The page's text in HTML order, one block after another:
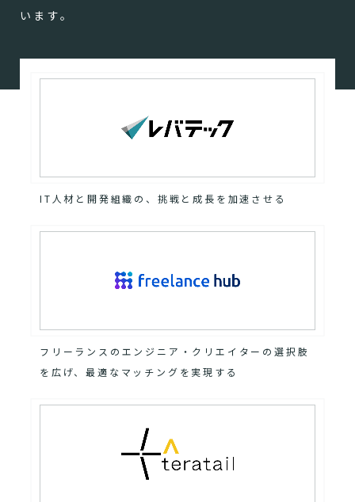
います。
IT人材と開発組織の、挑戦と成長を加速させる
フリーランスのエンジニア・クリエイターの選択肢
を広げ、最適なマッチングを実現する